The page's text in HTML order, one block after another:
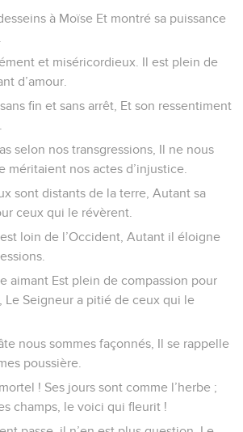
vous tous, anges puissants, Qui faites
entendez l’accent de son appel !
vous toutes ses armées, Vous qui, à
volonté.
toutes ses créatures, partout où il
âme aussi, bénis donc (l’Éternel) !
en vidéo pour le moment.
de Dieu
âme ! Seigneur, mon Dieu, que tu es
de splendeur, d’éclat et de